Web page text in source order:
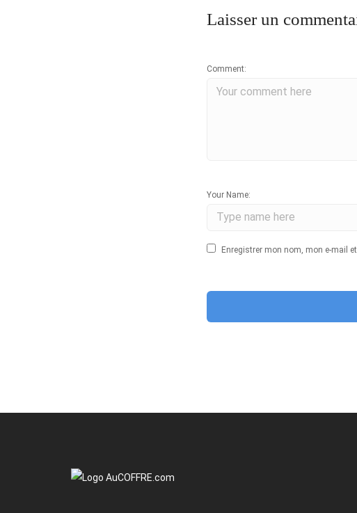
Laisser un
Comment:
Your Name:
Enregistrer mon nom, mon e-mail